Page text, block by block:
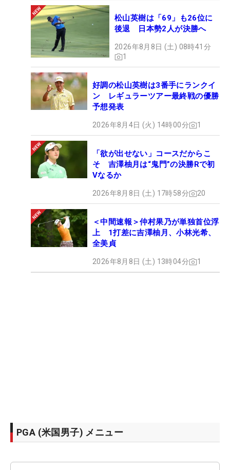
松山英樹は「69」も26位に
後退 日本勢2人が決勝へ
2026年8月8日 (土) 08時41分
1
好調の松山英樹は3番手にランクイ
ン レギュラーツアー最終戦の優勝
予想発表
2026年8月4日 (火) 14時00分 1
「欲が出せない」コースだからこ
そ 吉澤柚月は“鬼門”の決勝Rで初
Vなるか
2026年8月8日 (土) 17時58分 20
＜中間速報＞仲村果乃が単独首位浮
上 1打差に吉澤柚月、小林光希、
全美貞
2026年8月8日 (土) 13時04分 1
PGA (米国男子) メニュー